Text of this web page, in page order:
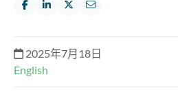
2025年7月18日
English